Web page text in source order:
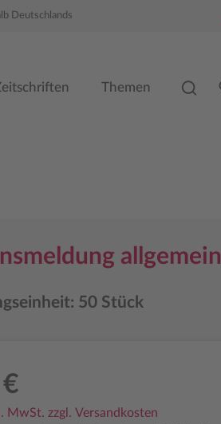
Deutschlands
Themen
allgemein
50 Stück
MwSt. zzgl. Versandkosten